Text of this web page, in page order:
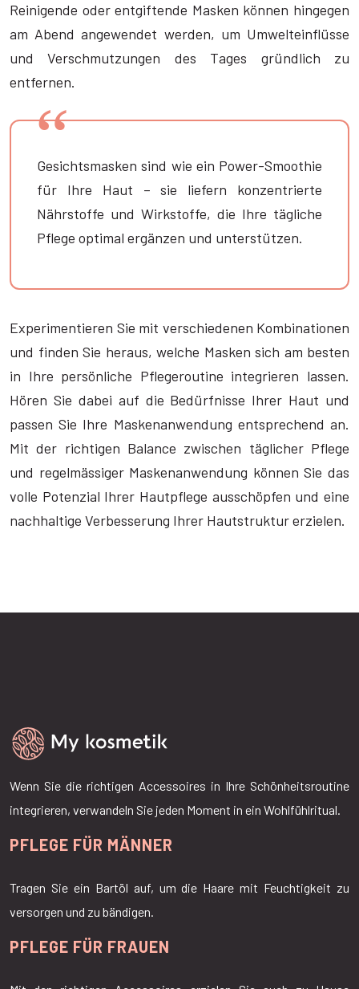
Reinigende oder entgiftende Masken können hingegen
am Abend angewendet werden, um Umwelteinflüsse
und Verschmutzungen des Tages gründlich zu
entfernen.
Gesichtsmasken sind wie ein Power-Smoothie
für Ihre Haut – sie liefern konzentrierte
Nährstoffe und Wirkstoffe, die Ihre tägliche
Pflege optimal ergänzen und unterstützen.
Experimentieren Sie mit verschiedenen Kombinationen
und finden Sie heraus, welche Masken sich am besten
in Ihre persönliche Pflegeroutine integrieren lassen.
Hören Sie dabei auf die Bedürfnisse Ihrer Haut und
passen Sie Ihre Maskenanwendung entsprechend an.
Mit der richtigen Balance zwischen täglicher Pflege
und regelmässiger Maskenanwendung können Sie das
volle Potenzial Ihrer Hautpflege ausschöpfen und eine
nachhaltige Verbesserung Ihrer Hautstruktur erzielen.
Wenn Sie die richtigen Accessoires in Ihre Schönheitsroutine
integrieren, verwandeln Sie jeden Moment in ein Wohlfühlritual.
PFLEGE FÜR MÄNNER
Tragen Sie ein Bartöl auf, um die Haare mit Feuchtigkeit zu
versorgen und zu bändigen.
PFLEGE FÜR FRAUEN